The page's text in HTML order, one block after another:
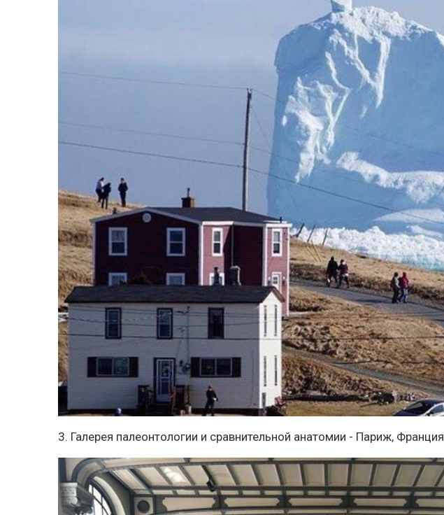
3. Галерея палеонтологии и сравнительной анатомии - Париж, Франция